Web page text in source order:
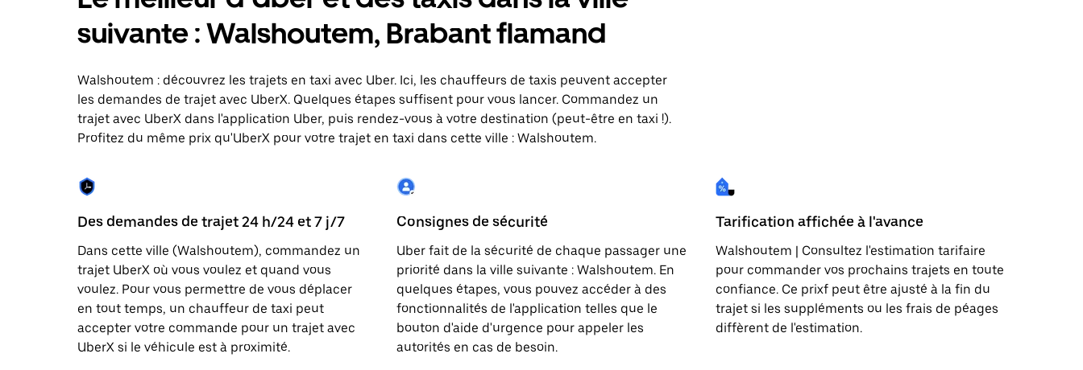
le
calendrier
et
date.
Appuyez
sur
la
touche
fermer
le
suivante : Walshoutem, Brabant flamand
Walshoutem : découvrez les trajets en taxi avec Uber. Ici, les chauffeurs de taxis peuvent accepter
les demandes de trajet avec UberX. Quelques étapes suffisent pour vous lancer. Commandez un
trajet avec UberX dans l'application Uber, puis rendez-vous à votre destination (peut-être en taxi !).
Profitez du même prix qu'UberX pour votre trajet en taxi dans cette ville : Walshoutem.
Des demandes de trajet 24 h/24 et 7 j/7
Dans cette ville (Walshoutem), commandez un
trajet UberX où vous voulez et quand vous
voulez. Pour vous permettre de vous déplacer
en tout temps, un chauffeur de taxi peut
accepter votre commande pour un trajet avec
UberX si le véhicule est à proximité.
Consignes de sécurité
Uber fait de la sécurité de chaque passager une
priorité dans la ville suivante : Walshoutem. En
quelques étapes, vous pouvez accéder à des
fonctionnalités de l'application telles que le
bouton d'aide d'urgence pour appeler les
autorités en cas de besoin.
Tarification affichée à l'avance
Walshoutem | Consultez l'estimation tarifaire
pour commander vos prochains trajets en toute
confiance. Ce prixf peut être ajusté à la fin du
trajet si les suppléments ou les frais de péages
diffèrent de l'estimation.